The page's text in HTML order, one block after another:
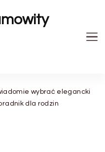
wybrać elegancki
dla rodzin